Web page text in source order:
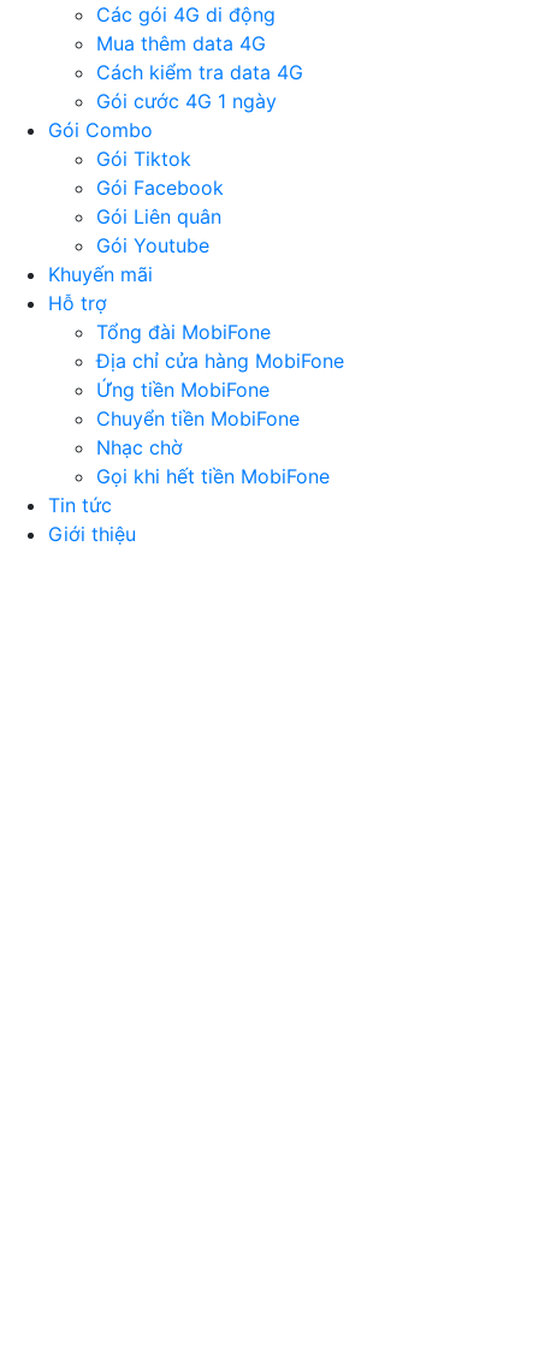
Các gói 4G di động
Mua thêm data 4G
Cách kiểm tra data 4G
Gói cước 4G 1 ngày
Gói Combo
Gói Tiktok
Gói Facebook
Gói Liên quân
Gói Youtube
Khuyến mãi
Hỗ trợ
Tổng đài MobiFone
Địa chỉ cửa hàng MobiFone
Ứng tiền MobiFone
Chuyển tiền MobiFone
Nhạc chờ
Gọi khi hết tiền MobiFone
Tin tức
Giới thiệu